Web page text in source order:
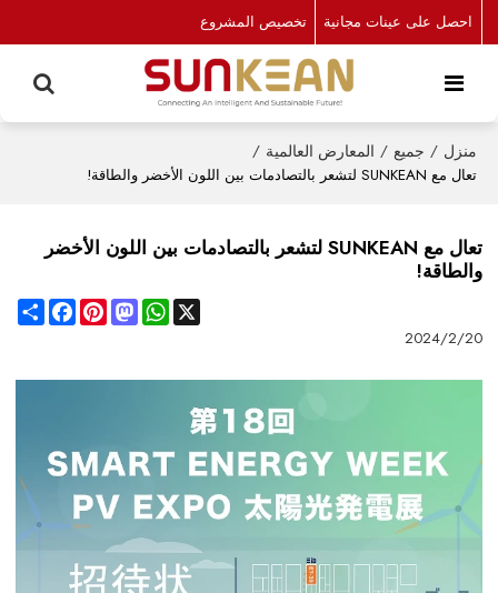
احصل على عينات مجانية تخصيص المشروع
منزل / جميع / المعارض العالمية /
تعال مع SUNKEAN لتشعر بالتصادمات بين اللون الأخضر والطاقة!
تعال مع SUNKEAN لتشعر بالتصادمات بين اللون الأخضر
والطاقة!
Share
FacebookPinterestMastodon
WhatsApp
X
2024/2/20